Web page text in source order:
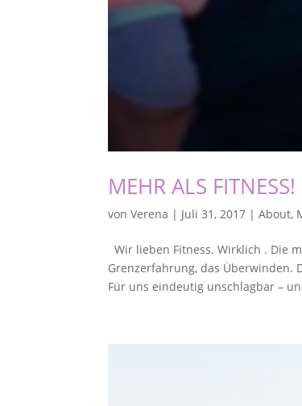
MEHR ALS FITNESS!
vonVerena | Juli 31, 2017 |About,
Wir lieben Fitness. Wirklich . Die
Grenzerfahrung, das Überwinden.
Für uns eindeutig unschlagbar –